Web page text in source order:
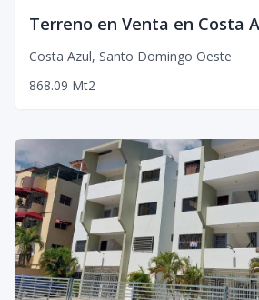
Costa Azul, Santo Domingo Oeste
868.09 Mt2